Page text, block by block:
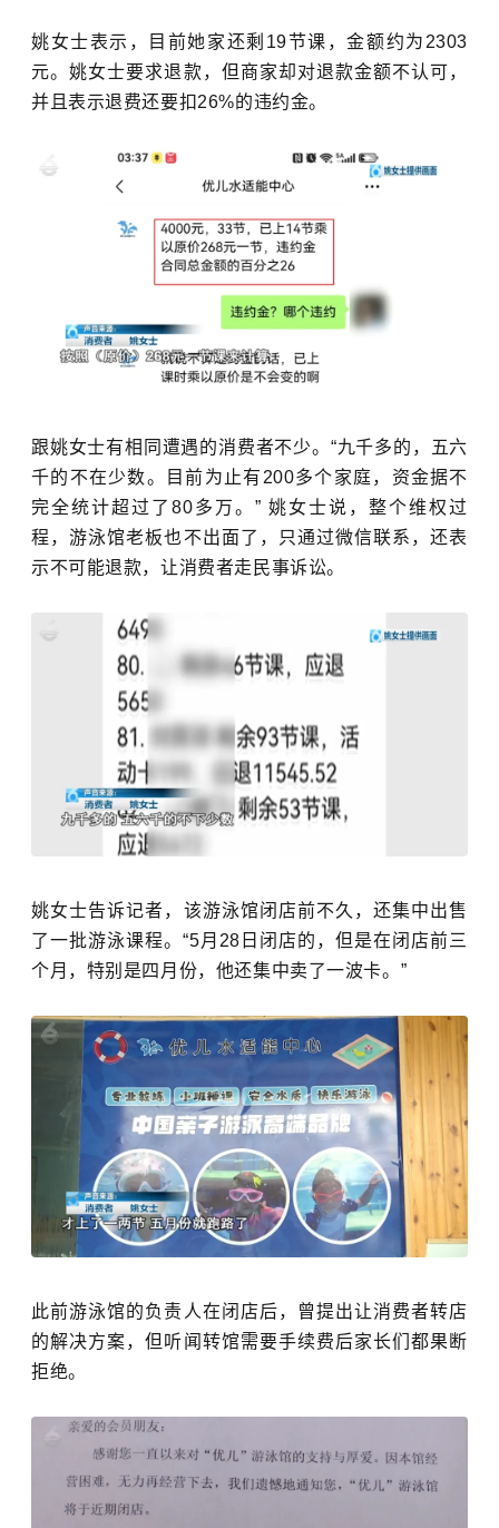
姚女士表示，目前她家还剩19节课，金额约为2303
元。姚女士要求退款，但商家却对退款金额不认可，
并且表示退费还要扣26%的违约金。
跟姚女士有相同遭遇的消费者不少。“九千多的，五六
千的不在少数。目前为止有200多个家庭，资金据不
完全统计超过了80多万。” 姚女士说，整个维权过
程，游泳馆老板也不出面了，只通过微信联系，还表
示不可能退款，让消费者走民事诉讼。
姚女士告诉记者，该游泳馆闭店前不久，还集中出售
了一批游泳课程。“5月28日闭店的，但是在闭店前三
个月，特别是四月份，他还集中卖了一波卡。”
此前游泳馆的负责人在闭店后，曾提出让消费者转店
的解决方案，但听闻转馆需要手续费后家长们都果断
拒绝。